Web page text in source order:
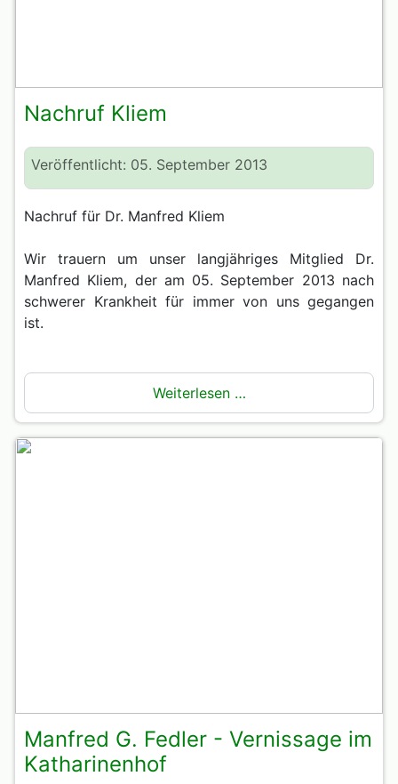
Nachruf Kliem
Veröffentlicht: 05. September 2013
Nachruf für Dr. Manfred Kliem
Wir trauern um unser langjähriges Mitglied Dr.
Manfred Kliem, der am 05. September 2013 nach
schwerer Krankheit für immer von uns gegangen
ist.
Weiterlesen …
Manfred G. Fedler - Vernissage im
Katharinenhof